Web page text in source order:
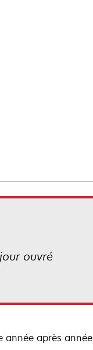
ouvré
année après année